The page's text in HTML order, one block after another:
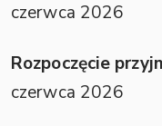
czerwca 2026
Rozpoczęcie
czerwca 2026